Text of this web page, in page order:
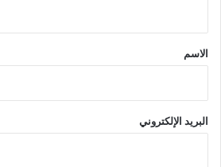
*
الاسم
البريد الإلكتروني